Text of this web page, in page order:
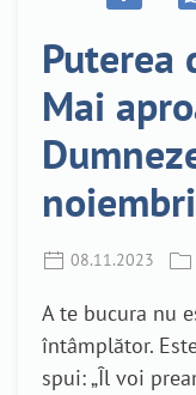
Puterea
Mai
08.11.2023
A te bucura nu
întâmplător.
spui: „Îl voi